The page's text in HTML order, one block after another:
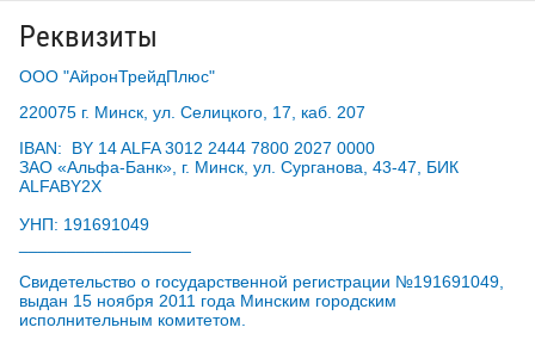
Реквизиты
ООО "АйронТрейдПлюс"
220075 г. Минск, ул. Селицкого, 17, каб. 207
IBAN: BY 14 ALFA 3012 2444 7800 2027 0000
ЗАО «Альфа-Банк», г. Минск, ул. Сурганова, 43-47, БИК
ALFABY2X
УНП: 191691049
Свидетельство о государственной регистрации №191691049,
выдан 15 ноября 2011 года Минским городским
исполнительным комитетом.